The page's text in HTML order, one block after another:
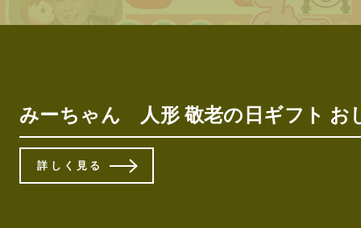
みーちゃん 人形 敬老の日ギフト お
詳しく見る